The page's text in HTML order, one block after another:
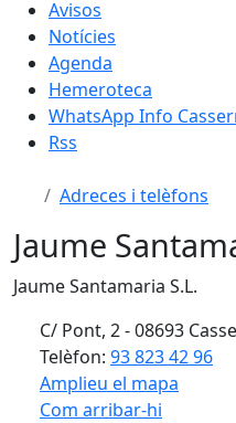
Avisos
Notícies
Agenda
Hemeroteca
WhatsApp Info
Rss
Adreces i telèfons
Jaume
Jaume Santamaria S.L.
C/ Pont, 2 - 08693
Telèfon: 93 823 42 96
Amplieu el mapa
Com arribar-hi